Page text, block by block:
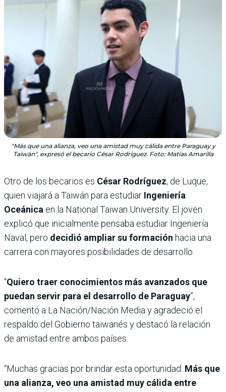
"Más que una alianza, veo una amistad muy cálida entre Paraguay y
Taiwán", expresó el becario César Rodríguez. Foto: Matías Amarilla
Otro de los becarios es César Rodríguez, de Luque,
quien viajará a Taiwán para estudiar Ingeniería
Oceánica en la National Taiwan University. El joven
explicó que inicialmente pensaba estudiar Ingeniería
Naval, pero decidió ampliar su formación hacia una
carrera con mayores posibilidades de desarrollo.
“Quiero traer conocimientos más avanzados que
puedan servir para el desarrollo de Paraguay”,
comentó a La Nación/Nación Media y agradeció el
respaldo del Gobierno taiwanés y destacó la relación
de amistad entre ambos países.
“Muchas gracias por brindar esta oportunidad. Más que
una alianza, veo una amistad muy cálida entre